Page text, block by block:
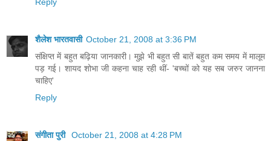
शैलेश भारतवासी October 21, 2008 at 3:36 PM
संक्षिप्त में बहुत बढ़िया जानकारी। मुझे भी बहुत सी बातें बहुत कम समय में मालूम
पड़ गई। शायद शोभा जी कहना चाह रही थीं- 'बच्चों को यह सब जरुर जानना
चाहिए'
Reply
संगीता पुरी October 21, 2008 at 4:28 PM